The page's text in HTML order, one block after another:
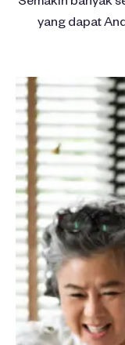
yang dapat